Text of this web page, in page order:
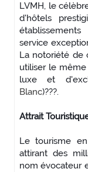
LVMH, le
d'hôtels
service
La notoriété de
utiliser le
luxe et
Blanc)???.
Attrait
Le tourisme
attirant des
nom évocateur